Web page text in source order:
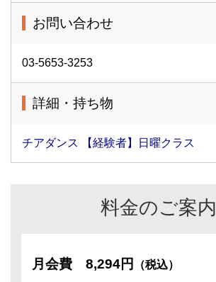
お問い合わせ
03-5653-3253
詳細・持ち物
チアダンス 【経験者】日曜クラス
料金のご案内
月会費 8,294円 （税込）